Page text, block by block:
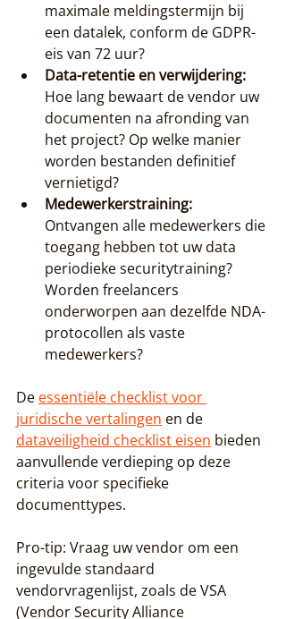
maximale meldingstermijn bij
een datalek, conform de GDPR-
eis van 72 uur?
Data-retentie en verwijdering:
Hoe lang bewaart de vendor uw
documenten na afronding van
het project? Op welke manier
worden bestanden definitief
vernietigd?
Medewerkerstraining:
Ontvangen alle medewerkers die
toegang hebben tot uw data
periodieke securitytraining?
Worden freelancers
onderworpen aan dezelfde NDA-
protocollen als vaste
medewerkers?
De essentiële checklist voor
juridische vertalingen en de
dataveiligheid checklist eisen bieden
aanvullende verdieping op deze
criteria voor specifieke
documenttypes.
Pro-tip: Vraag uw vendor om een
ingevulde standaard
vendorvragenlijst, zoals de VSA
(Vendor Security Alliance